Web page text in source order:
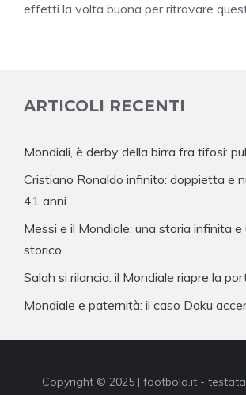
effetti la volta buona per ritrovare
ARTICOLI RECENTI
Mondiali, è derby della birra fra tifosi:
Cristiano Ronaldo infinito: doppietta e
41 anni
Messi e il Mondiale: una storia infinita e
storico
Salah si rilancia: il Mondiale riapre la
Mondiale e paternità: il caso Doku
Copyright © 2025 | footbola.it -